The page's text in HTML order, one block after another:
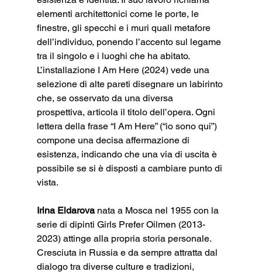
elementi architettonici come le porte, le
finestre, gli specchi e i muri quali metafore
dell’individuo, ponendo l’accento sul legame
tra il singolo e i luoghi che ha abitato.
L’installazione I Am Here (2024) vede una
selezione di alte pareti disegnare un labirinto
che, se osservato da una diversa
prospettiva, articola il titolo dell’opera. Ogni
lettera della frase “I Am Here” (“io sono qui”)
compone una decisa affermazione di
esistenza, indicando che una via di uscita è
possibile se si è disposti a cambiare punto di
vista.
Irina Eldarova nata a Mosca nel 1955 con la
serie di dipinti Girls Prefer Oilmen (2013-
2023) attinge alla propria storia personale.
Cresciuta in Russia e da sempre attratta dal
dialogo tra diverse culture e tradizioni,